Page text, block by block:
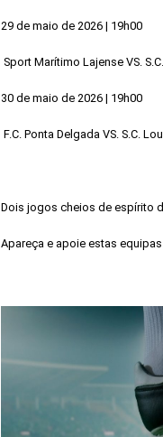
29 de maio de 2026 | 19h00
Sport Marítimo Lajense VS.
30 de maio de 2026 | 19h00
F.C. Ponta Delgada VS. S.C.
Dois jogos cheios de espírito
Apareça e apoie estas